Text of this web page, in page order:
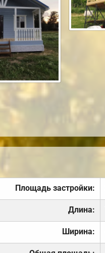
Площадь застройки:
Длина:
Ширина: